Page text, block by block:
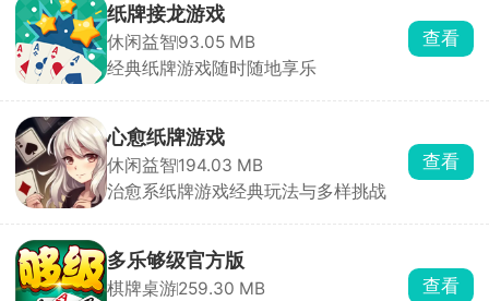
纸牌接龙游戏
休闲益智93.05 MB
经典纸牌游戏随时随地享乐
查看
心愈纸牌游戏
休闲益智194.03 MB
治愈系纸牌游戏经典玩法与多样挑战
查看
多乐够级官方版
棋牌桌游259.30 MB
查看